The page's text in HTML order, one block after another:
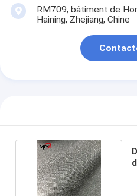
RM709, bâtiment de
Haining, Zhejiang, Chine